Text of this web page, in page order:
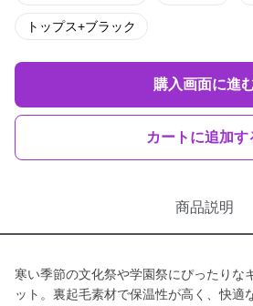
トップス+ブラック
購入画面に進
カートに追加す
商品説明
寒い季節の文化祭や学園祭にぴったりな
ット。裏起毛素材で保温性が高く、快適